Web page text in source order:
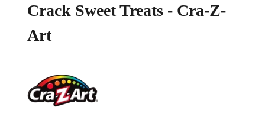
Crack Sweet Treats - Cra-Z-
Art